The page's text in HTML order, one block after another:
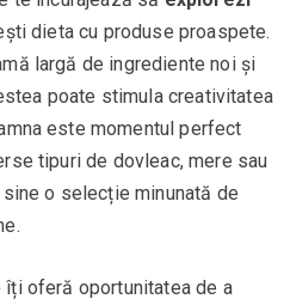
dieta cu produse proaspete.
largă de ingrediente noi și
poate stimula creativitatea
este momentul perfect
tipuri de dovleac, mere sau
o selecție minunată de
oferă oportunitatea de a